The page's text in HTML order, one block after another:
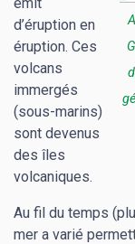
d’éruption en
éruption. Ces
volcans
immergés
(sous-marins)
sont devenus
des îles
volcaniques.
Au fil du temps
mer a varié